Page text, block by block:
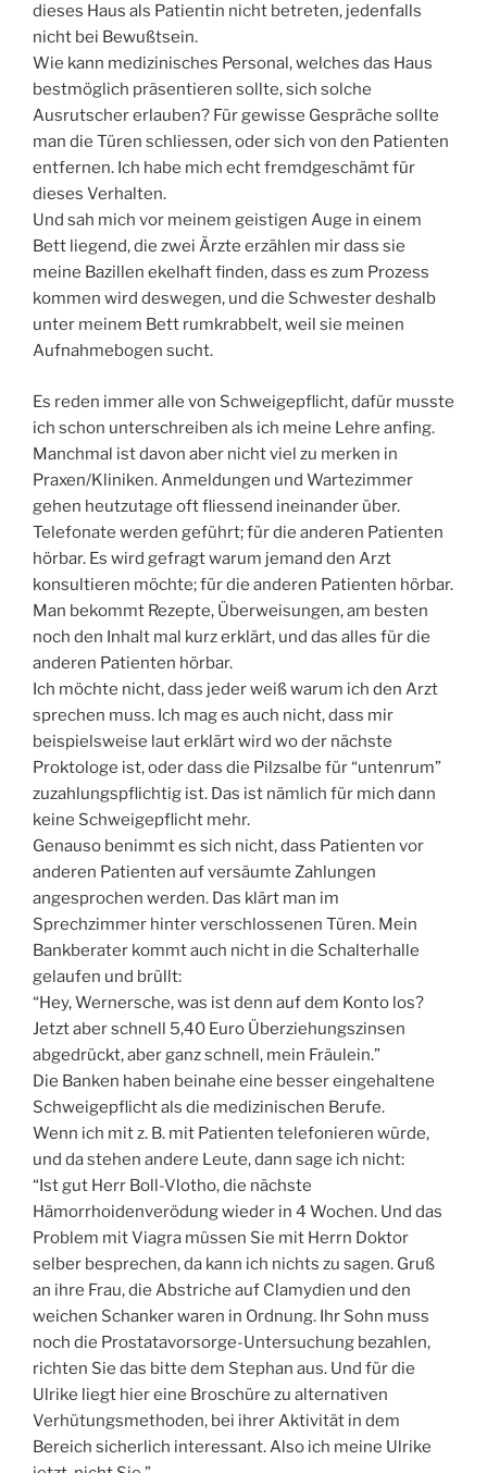
dieses Haus als Patientin nicht betreten, jedenfalls
nicht bei Bewußtsein.
Wie kann medizinisches Personal, welches das Haus
bestmöglich präsentieren sollte, sich solche
Ausrutscher erlauben? Für gewisse Gespräche sollte
man die Türen schliessen, oder sich von den Patienten
entfernen. Ich habe mich echt fremdgeschämt für
dieses Verhalten.
Und sah mich vor meinem geistigen Auge in einem
Bett liegend, die zwei Ärzte erzählen mir dass sie
meine Bazillen ekelhaft finden, dass es zum Prozess
kommen wird deswegen, und die Schwester deshalb
unter meinem Bett rumkrabbelt, weil sie meinen
Aufnahmebogen sucht.
Es reden immer alle von Schweigepflicht, dafür musste
ich schon unterschreiben als ich meine Lehre anfing.
Manchmal ist davon aber nicht viel zu merken in
Praxen/Kliniken. Anmeldungen und Wartezimmer
gehen heutzutage oft fliessend ineinander über.
Telefonate werden geführt; für die anderen Patienten
hörbar. Es wird gefragt warum jemand den Arzt
konsultieren möchte; für die anderen Patienten hörbar.
Man bekommt Rezepte, Überweisungen, am besten
noch den Inhalt mal kurz erklärt, und das alles für die
anderen Patienten hörbar.
Ich möchte nicht, dass jeder weiß warum ich den Arzt
sprechen muss. Ich mag es auch nicht, dass mir
beispielsweise laut erklärt wird wo der nächste
Proktologe ist, oder dass die Pilzsalbe für “untenrum”
zuzahlungspflichtig ist. Das ist nämlich für mich dann
keine Schweigepflicht mehr.
Genauso benimmt es sich nicht, dass Patienten vor
anderen Patienten auf versäumte Zahlungen
angesprochen werden. Das klärt man im
Sprechzimmer hinter verschlossenen Türen. Mein
Bankberater kommt auch nicht in die Schalterhalle
gelaufen und brüllt:
“Hey, Wernersche, was ist denn auf dem Konto los?
Jetzt aber schnell 5,40 Euro Überziehungszinsen
abgedrückt, aber ganz schnell, mein Fräulein.”
Die Banken haben beinahe eine besser eingehaltene
Schweigepflicht als die medizinischen Berufe.
Wenn ich mit z. B. mit Patienten telefonieren würde,
und da stehen andere Leute, dann sage ich nicht:
“Ist gut Herr Boll-Vlotho, die nächste
Hämorrhoidenverödung wieder in 4 Wochen. Und das
Problem mit Viagra müssen Sie mit Herrn Doktor
selber besprechen, da kann ich nichts zu sagen. Gruß
an ihre Frau, die Abstriche auf Clamydien und den
weichen Schanker waren in Ordnung. Ihr Sohn muss
noch die Prostatavorsorge-Untersuchung bezahlen,
richten Sie das bitte dem Stephan aus. Und für die
Ulrike liegt hier eine Broschüre zu alternativen
Verhütungsmethoden, bei ihrer Aktivität in dem
Bereich sicherlich interessant. Also ich meine Ulrike